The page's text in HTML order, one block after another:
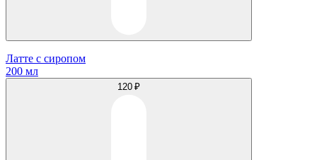
Латте с сиропом
200 мл
120 ₽